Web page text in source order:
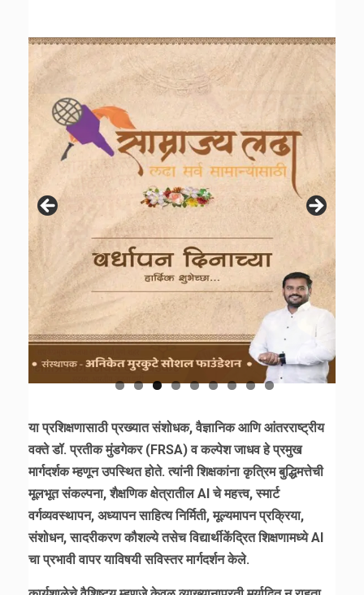
या प्रशिक्षणासाठी प्रख्यात संशोधक, वैज्ञानिक आणि आंतरराष्ट्रीय
वक्ते डॉ. प्रतीक मुंडगेकर (FRSA) व कल्पेश जाधव हे प्रमुख
मार्गदर्शक म्हणून उपस्थित होते. त्यांनी शिक्षकांना कृत्रिम बुद्धिमत्तेची
मूलभूत संकल्पना, शैक्षणिक क्षेत्रातील AI चे महत्त्व, स्मार्ट
वर्गव्यवस्थापन, अध्यापन साहित्य निर्मिती, मूल्यमापन प्रक्रिया,
संशोधन, सादरीकरण कौशल्ये तसेच विद्यार्थीकेंद्रित शिक्षणामध्ये AI
चा प्रभावी वापर याविषयी सविस्तर मार्गदर्शन केले.